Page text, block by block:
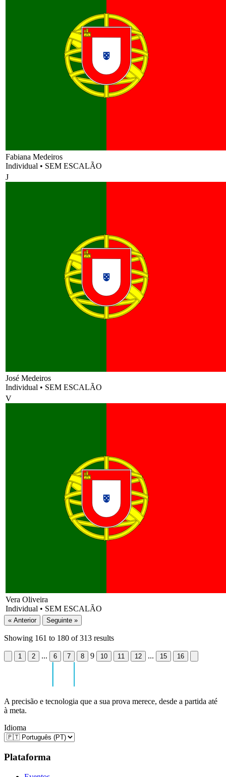
Fabiana Medeiros
Individual • SEM ESCALÃO
J
José Medeiros
Individual • SEM ESCALÃO
V
Vera Oliveira
Individual • SEM ESCALÃO
« Anterior Seguinte »
Showing 161 to 180 of 313 results
1 2 ... 6 7 8 9 10 11 12 ... 15 16
A precisão e tecnologia que a sua prova merece, desde a partida até
à meta.
Idioma
Plataforma